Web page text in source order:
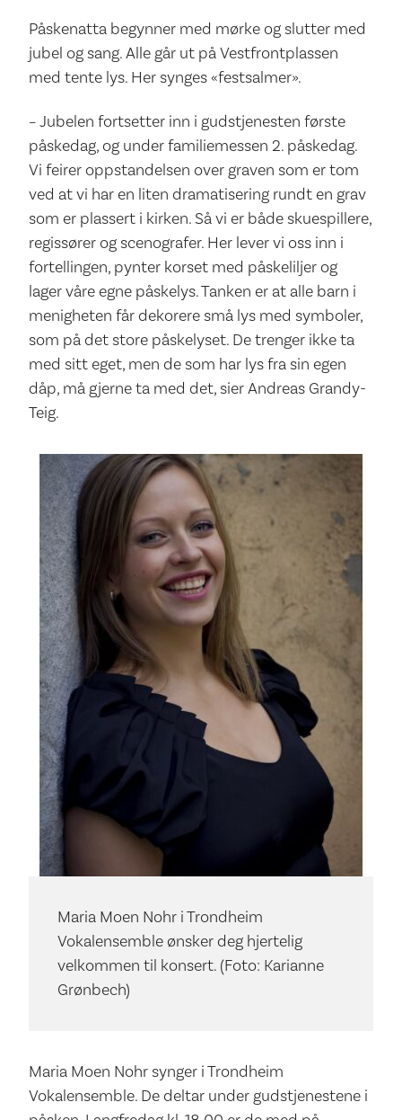
Påskenatta begynner med mørke og slutter med
jubel og sang. Alle går ut på Vestfrontplassen
med tente lys. Her synges «festsalmer».
– Jubelen fortsetter inn i gudstjenesten første
påskedag, og under familiemessen 2. påskedag.
Vi feirer oppstandelsen over graven som er tom
ved at vi har en liten dramatisering rundt en grav
som er plassert i kirken. Så vi er både skuespillere,
regissører og scenografer. Her lever vi oss inn i
fortellingen, pynter korset med påskeliljer og
lager våre egne påskelys. Tanken er at alle barn i
menigheten får dekorere små lys med symboler,
som på det store påskelyset. De trenger ikke ta
med sitt eget, men de som har lys fra sin egen
dåp, må gjerne ta med det, sier Andreas Grandy-
Teig.
Maria Moen Nohr i Trondheim
Vokalensemble ønsker deg hjertelig
velkommen til konsert. (Foto: Karianne
Grønbech)
Maria Moen Nohr synger i Trondheim
Vokalensemble. De deltar under gudstjenestene i